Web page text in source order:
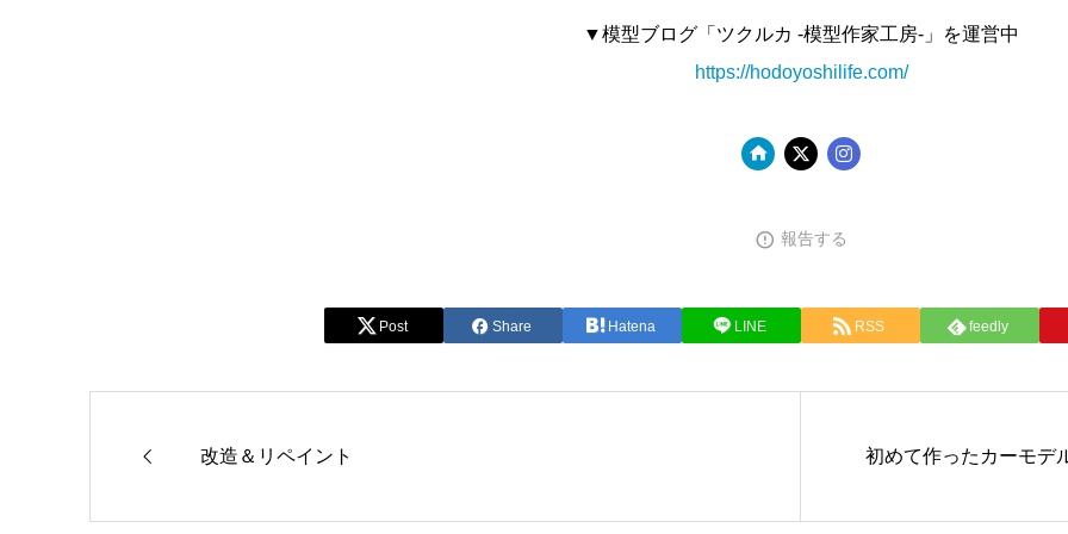
▼模型ブログ「ツクルカ -模型作家工房-」を運営中
https://hodoyoshilife.com/
報告する
Post Share Hatena LINE RSS feedly
改造＆リペイント 初めて作ったカーモデ